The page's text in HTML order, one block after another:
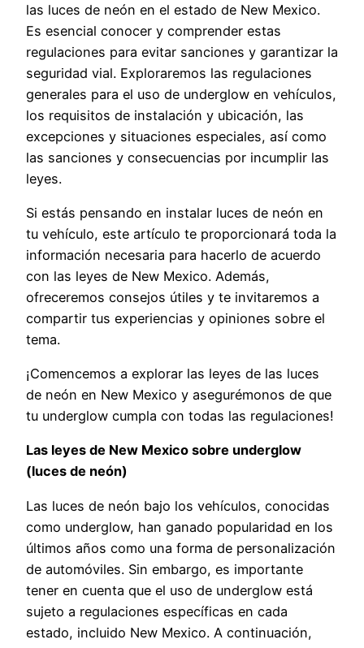
las luces de neón en el estado de New Mexico.
Es esencial conocer y comprender estas
regulaciones para evitar sanciones y garantizar la
seguridad vial. Exploraremos las regulaciones
generales para el uso de underglow en vehículos,
los requisitos de instalación y ubicación, las
excepciones y situaciones especiales, así como
las sanciones y consecuencias por incumplir las
leyes.
Si estás pensando en instalar luces de neón en
tu vehículo, este artículo te proporcionará toda la
información necesaria para hacerlo de acuerdo
con las leyes de New Mexico. Además,
ofreceremos consejos útiles y te invitaremos a
compartir tus experiencias y opiniones sobre el
tema.
¡Comencemos a explorar las leyes de las luces
de neón en New Mexico y asegurémonos de que
tu underglow cumpla con todas las regulaciones!
Las leyes de New Mexico sobre underglow
(luces de neón)
Las luces de neón bajo los vehículos, conocidas
como underglow, han ganado popularidad en los
últimos años como una forma de personalización
de automóviles. Sin embargo, es importante
tener en cuenta que el uso de underglow está
sujeto a regulaciones específicas en cada
estado, incluido New Mexico. A continuación,